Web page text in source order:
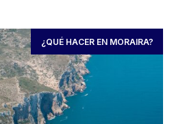
¿QUÉ HACER EN MORAIRA?